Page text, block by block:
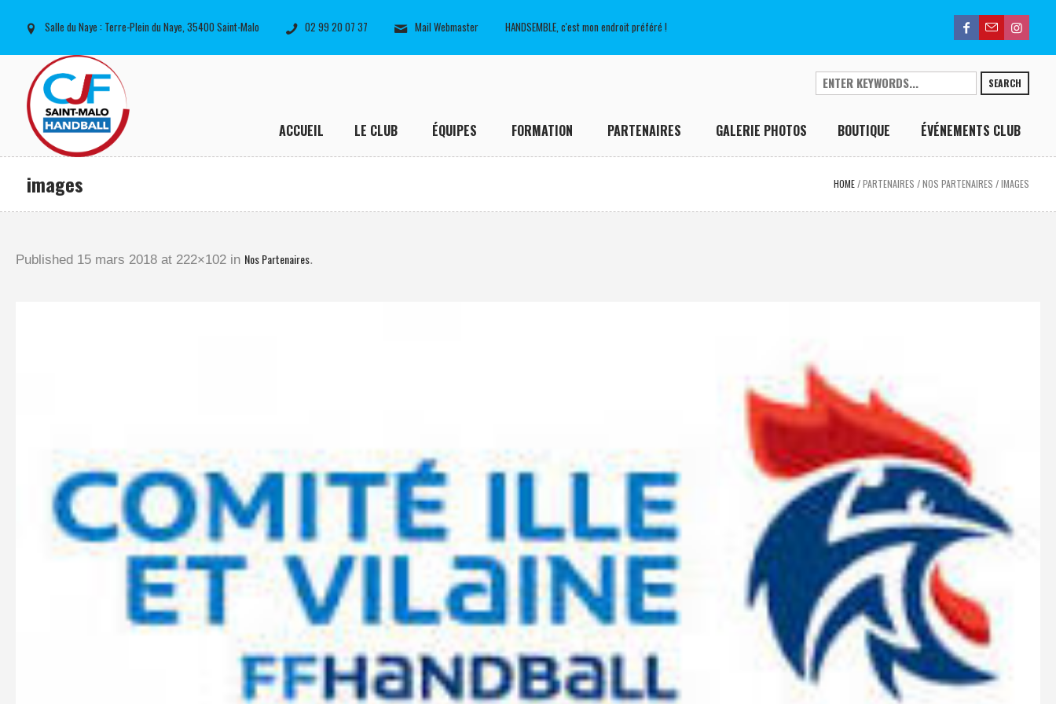
Salle du Naye : Terre-Plein du Naye, 35400 Saint-Malo 02 99 20 07 37 Mail Webmaster HANDSEMBLE, c'est mon endroit préféré !
SEARCH
ACCUEIL LE CLUB ÉQUIPES FORMATION PARTENAIRES GALERIE PHOTOS BOUTIQUE ÉVÉNEMENTS CLUB
images HOME /PARTENAIRES /NOS PARTENAIRES /IMAGES
Published 15 mars 2018 at 222×102 in Nos Partenaires.